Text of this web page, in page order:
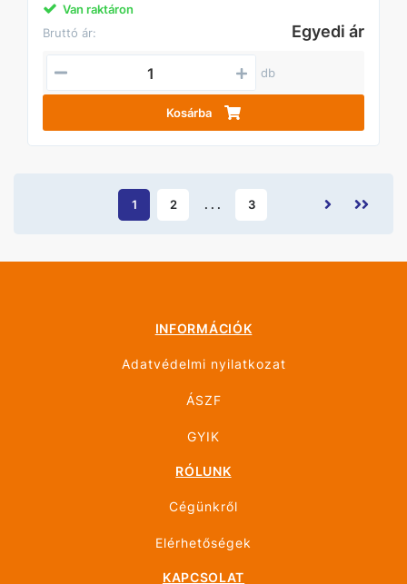
Van raktáron
Bruttó ár:
Egyedi ár
db
Kosárba
1 2 . . . 3
INFORMÁCIÓK
Adatvédelmi nyilatkozat
ÁSZF
GYIK
RÓLUNK
Cégünkről
Elérhetőségek
KAPCSOLAT